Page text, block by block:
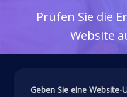
Prüfen Sie die
Website
Geben Sie eine Website-